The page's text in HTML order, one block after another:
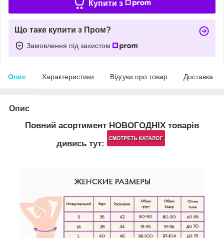
Купити з
Що таке купити з Пром?
Замовлення під захистом
Опис Характеристики Відгуки про товар Доставка
Опис
Повний асортимент НОВОГОДНІХ товарів
дивись тут: